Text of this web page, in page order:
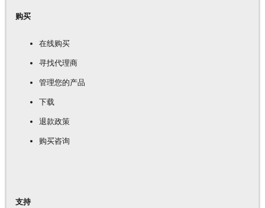
购买
在线购买
寻找代理商
管理您的产品
下载
退款政策
购买咨询
支持